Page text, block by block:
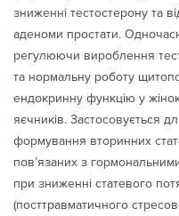
зниженні тестостерону та
аденоми простати.
регулюючи вироблення
та нормальну роботу
ендокринну функцію у
яєчників. Застосовується
формування вторинних
пов’язаних з
при зниженні статевого
(посттравматичного